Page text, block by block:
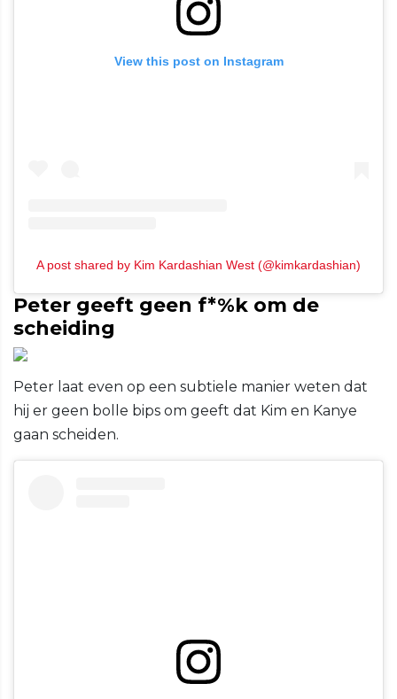
View this post on Instagram
A post shared by Kim Kardashian West (@kimkardashian)
Peter geeft geen f*%k om de
scheiding
Peter laat even op een subtiele manier weten dat
hij er geen bolle bips om geeft dat Kim en Kanye
gaan scheiden.